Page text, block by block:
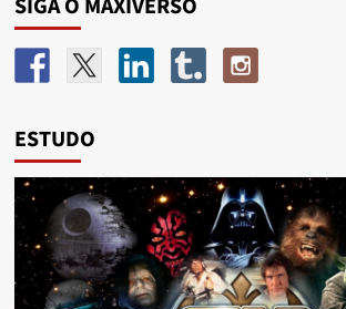
ESTUDO